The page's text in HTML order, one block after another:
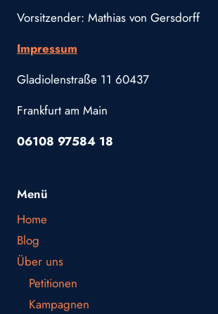
Vorsitzender: Mathias von Gersdorff
Impressum
Gladiolenstraße 11 60437
Frankfurt am Main
06108 97584 18
Menü
Home
Blog
Über uns
Petitionen
Kampagnen